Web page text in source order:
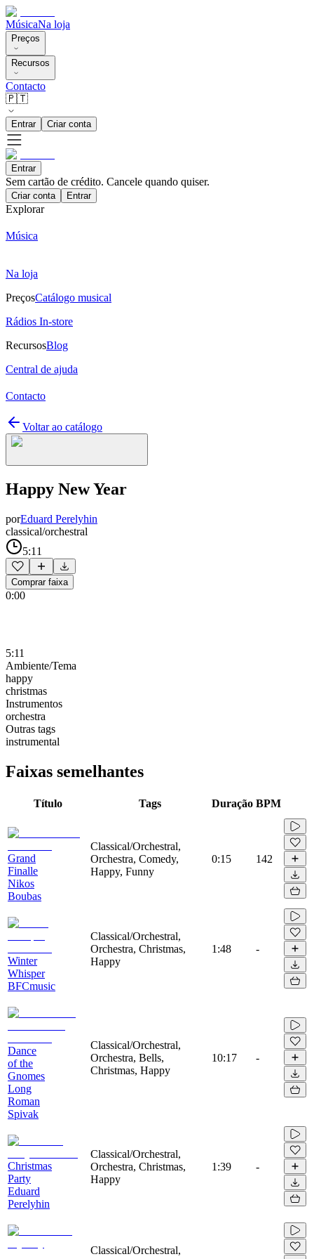
MúsicaNa loja
Preços
Recursos
Contacto
🇵🇹
Entrar Criar conta
Entrar
Sem cartão de crédito. Cancele quando quiser.
Criar conta Entrar
Explorar
Música
Na loja
PreçosCatálogo musical
Rádios In-store
RecursosBlog
Central de ajuda
Contacto
Voltar ao catálogo
Happy New Year
porEduard Perelyhin
classical/orchestral
5:11
Comprar faixa
0:00
5:11
Ambiente/Tema
happy
christmas
Instrumentos
orchestra
Outras tags
instrumental
Faixas semelhantes
Título Tags Duração BPM
Grand
Finalle
Nikos
Boubas
Classical/Orchestral,
Orchestra, Comedy,
Happy, Funny
0:15 142
Winter
Whisper
BFCmusic
Classical/Orchestral,
Orchestra, Christmas,
Happy
1:48 -
Dance
of the
Gnomes
Long
Roman
Spivak
Classical/Orchestral,
Orchestra, Bells,
Christmas, Happy
10:17 -
Christmas
Party
Eduard
Perelyhin
Classical/Orchestral,
Orchestra, Christmas,
Happy
1:39 -
Classical/Orchestral,